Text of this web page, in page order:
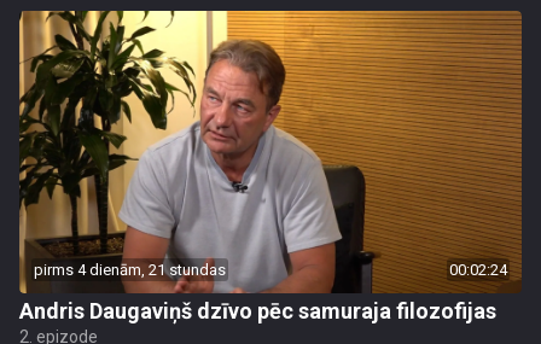
pirms 4 dienām, 21 stundas 00:02:24
Andris Daugaviņš dzīvo pēc samuraja filozofijas
2. epizode